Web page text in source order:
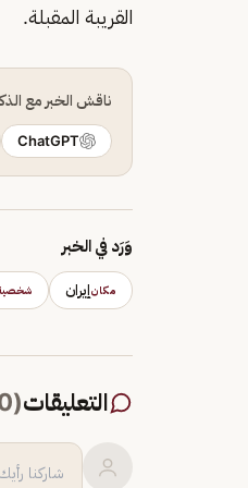
القريبة المقبلة.
ناقش الخبر مع
ChatGPT
وَرَد في الخبر
مكانإيران
التعليقات(